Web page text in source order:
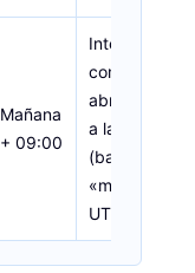
Mañana
+ 09:00
Interpretado
como 17 de
abril de 2025
a las 09:00
(basado en el
«mañana» de
UTC+1)